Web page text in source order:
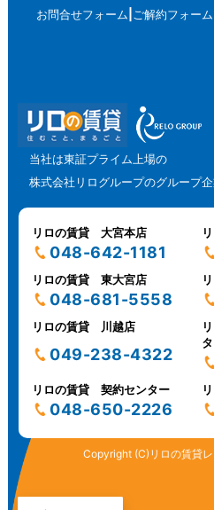
お問合せフォーム ご解約フォーム
当社は東証プライム上場の
株式会社リログループのグループ企
リロの賃貸 大宮本店
048-642-1181
リロの賃貸 東大宮店
048-681-5558
リロの賃貸 川越店
049-238-4322
リロの賃貸 契約センター
048-650-2226
Copyright (C)リロの賃貸